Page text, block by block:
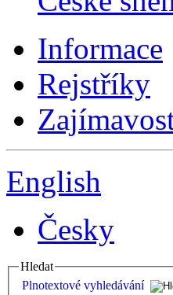
Informace
Rejstříky
English
Česky
Hledat
Plnotextové vyhledávání